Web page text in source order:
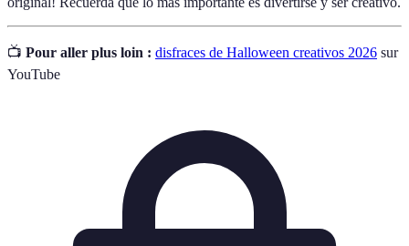
📺 Pour aller plus loin : disfraces de Halloween creativos 2026 sur
YouTube